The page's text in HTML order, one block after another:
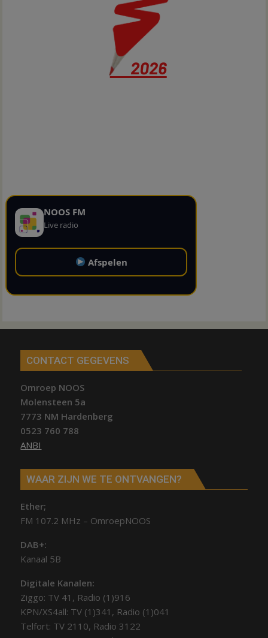
NOOS FM
Live radio
Afspelen
CONTACT GEGEVENS
Omroep NOOS
Molensteen 5a
7773 NM Hardenberg
0523 760 788
ANBI
WAAR ZIJN WE TE ONTVANGEN?
Ether;
FM 107.2 MHz – OmroepNOOS
DAB+:
Kanaal 5B
Digitale Kanalen:
Ziggo: TV 41, Radio (1)916
KPN/XS4all: TV (1)341, Radio (1)041
Telfort: TV 2110, Radio 3122